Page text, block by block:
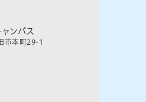
ンパス
市本町29-1